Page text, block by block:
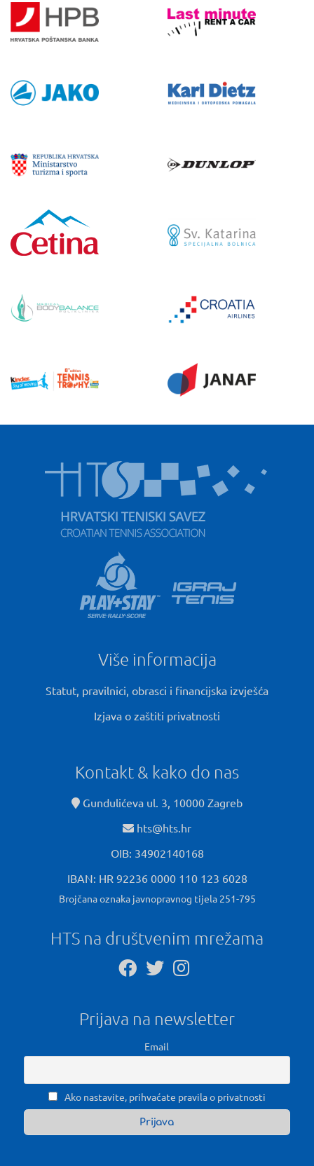
Više informacija
Statut, pravilnici, obrasci i financijska izvješća
Izjava o zaštiti privatnosti
Kontakt & kako do nas
Gundulićeva ul. 3, 10000 Zagreb
hts@hts.hr
OIB: 34902140168
IBAN: HR 92236 0000 110 123 6028
Brojčana oznaka javnopravnog tijela 251-795
HTS na društvenim mrežama
Prijava na newsletter
Email
Ako nastavite, prihvaćate pravila o privatnosti